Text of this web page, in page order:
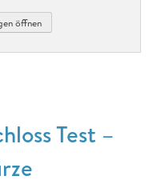
öffnen
Test –